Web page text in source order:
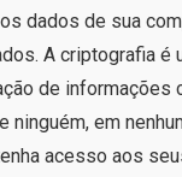
dados de sua
A criptografia é
de informações
ninguém, em
acesso aos